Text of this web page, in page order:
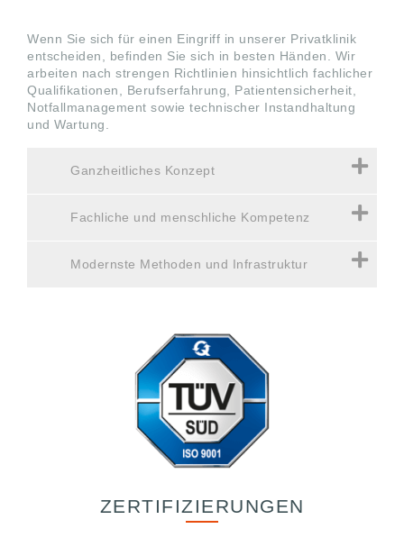
Wenn Sie sich für einen Eingriff in unserer Privatklinik
entscheiden, befinden Sie sich in besten Händen. Wir
arbeiten nach strengen Richtlinien hinsichtlich fachlicher
Qualifikationen, Berufserfahrung, Patientensicherheit,
Notfallmanagement sowie technischer Instandhaltung
und Wartung.
Ganzheitliches Konzept
Fachliche und menschliche Kompetenz
Modernste Methoden und Infrastruktur
ZERTIFIZIERUNGEN